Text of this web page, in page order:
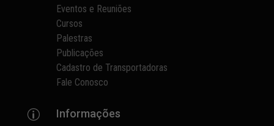
Eventos e Reuniões
Cursos
Palestras
Publicações
Cadastro de Transportadoras
Fale Conosco
p Informações